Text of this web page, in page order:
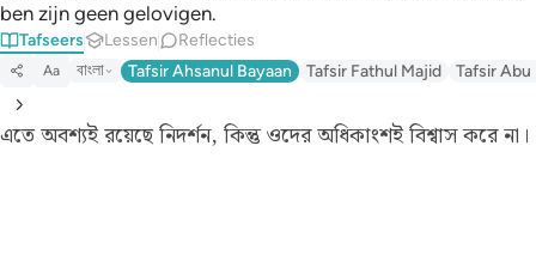
ben zijn geen gelovigen.
Tafseers Lessen Reflecties
Aa বাংলা Tafsir Ahsanul Bayaan Tafsir Fathul Majid Tafsir Abu
এতে অবশ্যই রয়েছে নিদর্শন, কিন্তু ওদের অধিকাংশই বিশ্বাস করে না।